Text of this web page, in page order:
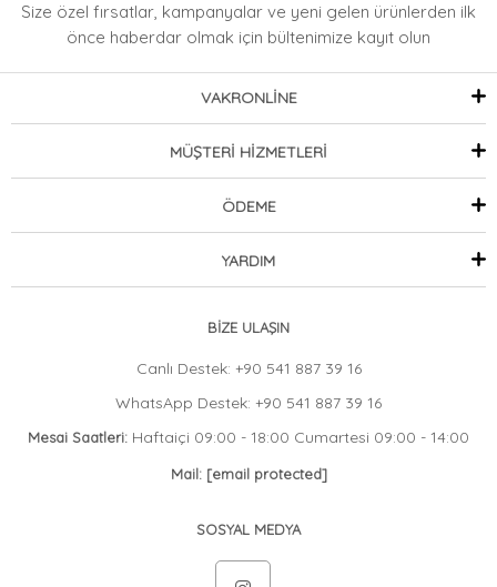
Size özel fırsatlar, kampanyalar ve yeni gelen ürünlerden ilk
önce haberdar olmak için bültenimize kayıt olun
VAKRONLİNE
MÜŞTERİ HİZMETLERİ
ÖDEME
YARDIM
BİZE ULAŞIN
Canlı Destek: +90 541 887 39 16
WhatsApp Destek: +90 541 887 39 16
Mesai Saatleri: Haftaiçi 09:00 - 18:00 Cumartesi 09:00 - 14:00
Mail: [email protected]
SOSYAL MEDYA